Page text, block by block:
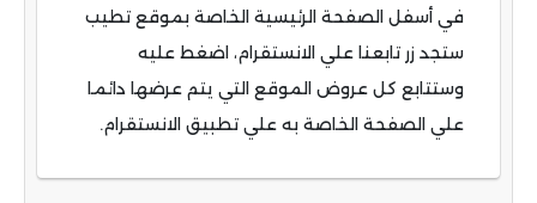
في أسفل الصفحة الرئيسية الخاصة بموقع تطيب
ستجد زر تابعنا علي الانستقرام، اضغط عليه
وستتابع كل عروض الموقع التي يتم عرضها دائما
علي الصفحة الخاصة به علي تطبيق الانستقرام.